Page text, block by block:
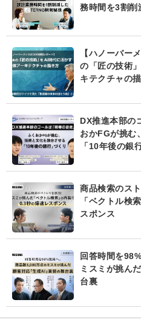
務時間を3割削
【ハノーバー
の「匠の技術
キテクチャの
DX推進本部の
おかFGが挑む
「10年後の銀
商品検索のス
「ベクトル検
スポンス
回答時間を
ミスミが挑ん
台裏